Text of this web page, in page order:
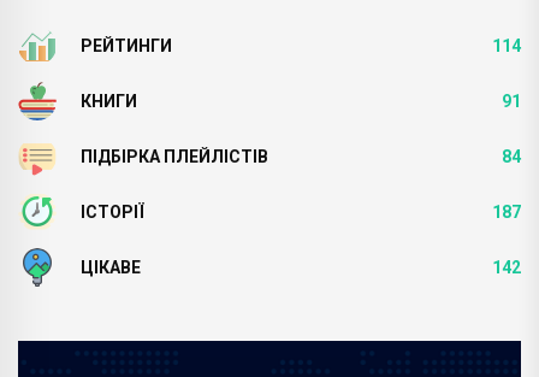
РЕЙТИНГИ 114
КНИГИ 91
ПІДБІРКА ПЛЕЙЛІСТІВ 84
ІСТОРІЇ 187
ЦІКАВЕ 142